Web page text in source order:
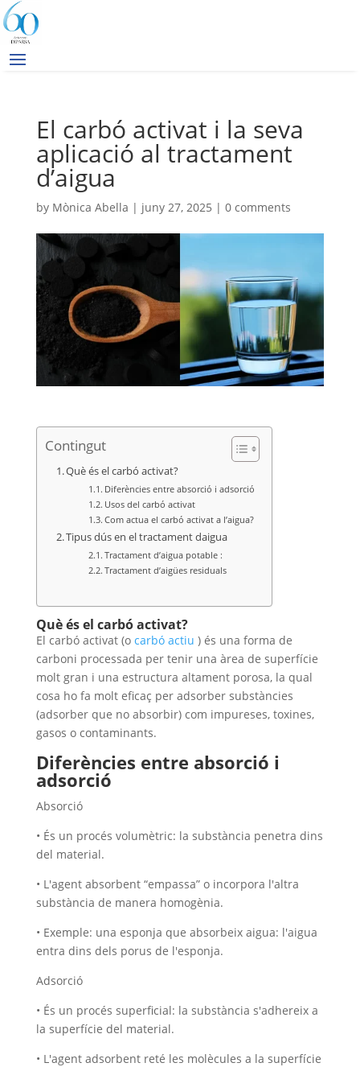
El carbó activat i la seva
aplicació al tractament
d’aigua
by Mònica Abella | juny 27, 2025 | 0 comments
Contingut
Què és el carbó activat?
Diferències entre absorció i adsorció
Usos del carbó activat
Com actua el carbó activat a l’aigua?
Tipus dús en el tractament daigua
Tractament d’aigua potable :
Tractament d’aigües residuals
Què és el carbó activat?
El carbó activat (o carbó actiu ) és una forma de
carboni processada per tenir una àrea de superfície
molt gran i una estructura altament porosa, la qual
cosa ho fa molt eficaç per adsorber substàncies
(adsorber que no absorbir) com impureses, toxines,
gasos o contaminants.
Diferències entre absorció i
adsorció
Absorció
• És un procés volumètric: la substància penetra dins
del material.
• L'agent absorbent “empassa” o incorpora l'altra
substància de manera homogènia.
• Exemple: una esponja que absorbeix aigua: l'aigua
entra dins dels porus de l'esponja.
Adsorció
• És un procés superficial: la substància s'adhereix a
la superfície del material.
• L'agent adsorbent reté les molècules a la superfície